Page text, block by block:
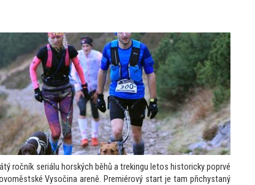
ročník seriálu horských běhů a trekingu letos historicky poprvé
Vysočina areně. Premiérový start je tam přichystaný